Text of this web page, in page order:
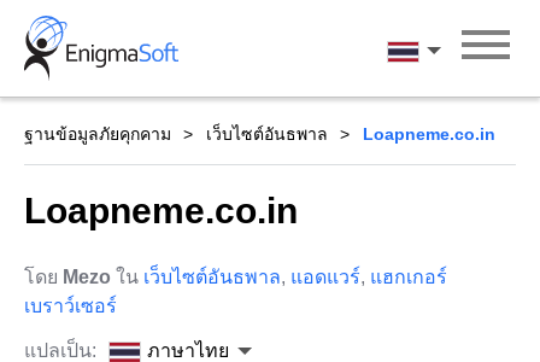
Skip
content
ภาษาไทย
ฐานข้อมูลภัยคุกคาม เว็บไซต์อันธพาล Loapneme.co.in
Loapneme.co.in
โดย Mezo ใน เว็บไซต์อันธพาล, แอดแวร์, แฮกเกอร์
เบราว์เซอร์
แปลเป็น: ภาษาไทย